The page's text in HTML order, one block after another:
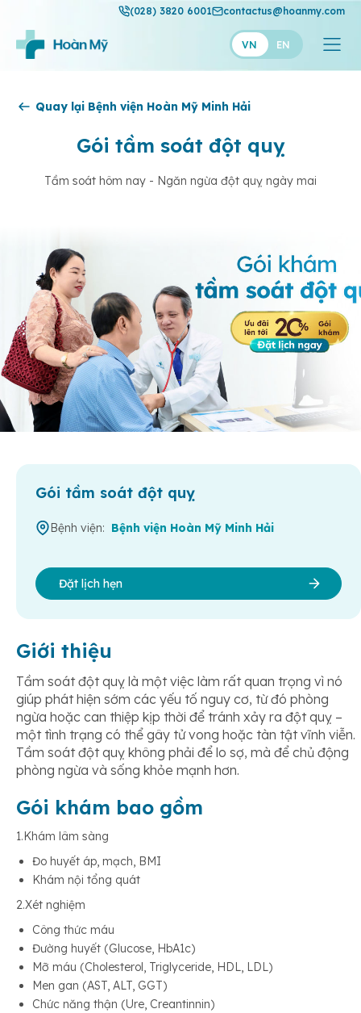
(028) 3820 6001 contactus@hoanmy.com
VN EN
Hoàn Mỹ
Quay lại Bệnh viện Hoàn Mỹ Minh Hải
Gói tầm soát đột quỵ
Tầm soát hôm nay - Ngăn ngừa đột quỵ ngày mai
Giới thiệu
Tầm soát đột quỵ là một việc làm rất quan trọng vì nó
giúp phát hiện sớm các yếu tố nguy cơ, từ đó phòng
ngừa hoặc can thiệp kịp thời để tránh xảy ra đột quỵ –
một tình trạng có thể gây tử vong hoặc tàn tật vĩnh viễn.
Tầm soát đột quỵ không phải để lo sợ, mà để chủ động
phòng ngừa và sống khỏe mạnh hơn.
Gói khám bao gồm
1.Khám lâm sàng
Đo huyết áp, mạch, BMI
Khám nội tổng quát
2.Xét nghiệm
Công thức máu
Đường huyết (Glucose, HbA1c)
Mỡ máu (Cholesterol, Triglyceride, HDL, LDL)
Men gan (AST, ALT, GGT)
Chức năng thận (Ure, Creantinnin)
Gói tầm soát đột quỵ
Bệnh viện: Bệnh viện Hoàn Mỹ Minh Hải
Đặt lịch hẹn